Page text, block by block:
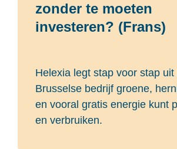
zonder te moeten
investeren? (Frans)
Helexia legt stap voor stap
Brusselse bedrijf groene,
en vooral gratis energie kunt
en verbruiken.